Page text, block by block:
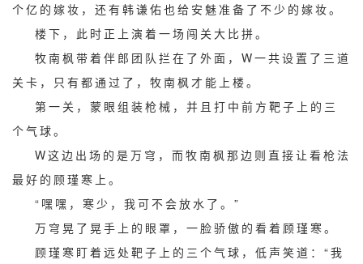
个亿的嫁妆，还有韩谦佑也给安魅准备了不少的嫁妆。
楼下，此时正上演着一场闯关大比拼。
牧南枫带着伴郎团队拦在了外面，W一共设置了三道
关卡，只有都通过了，牧南枫才能上楼。
第一关，蒙眼组装枪械，并且打中前方靶子上的三
个气球。
W这边出场的是万穹，而牧南枫那边则直接让看枪法
最好的顾瑾寒上。
“嘿嘿，寒少，我可不会放水了。”
万穹晃了晃手上的眼罩，一脸骄傲的看着顾瑾寒。
顾瑾寒盯着远处靶子上的三个气球，低声笑道：“我